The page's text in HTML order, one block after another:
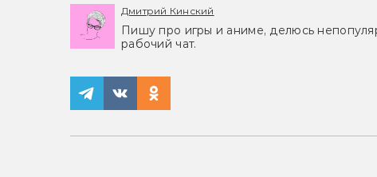
Дмитрий Кинский
Пишу про игры и аниме, делюсь
рабочий чат.